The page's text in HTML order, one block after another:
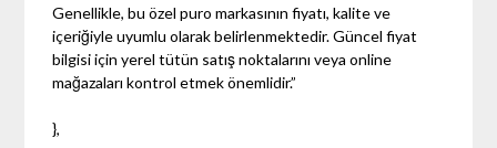
Genellikle, bu özel puro markasının fiyatı, kalite ve
içeriğiyle uyumlu olarak belirlenmektedir. Güncel fiyat
bilgisi için yerel tütün satış noktalarını veya online
mağazaları kontrol etmek önemlidir.”
},